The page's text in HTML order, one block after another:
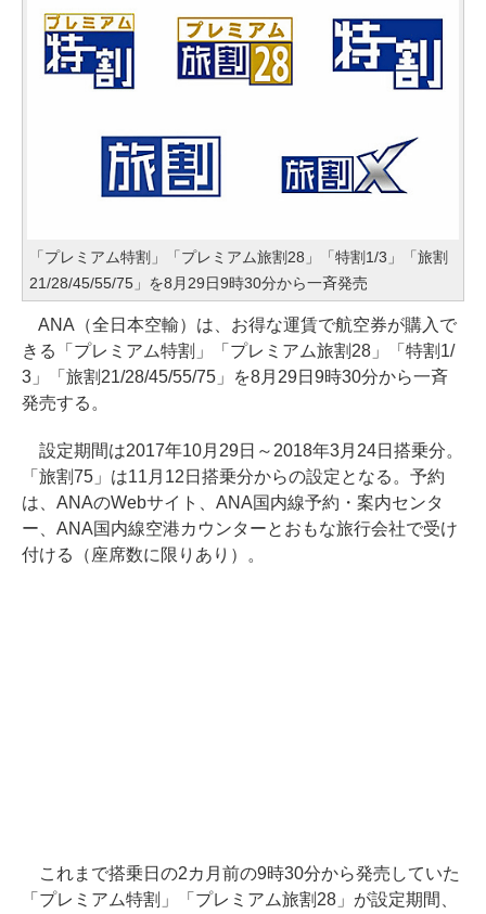
「プレミアム特割」「プレミアム旅割28」「特割1/3」「旅割
21/28/45/55/75」を8月29日9時30分から一斉発売
ANA（全日本空輸）は、お得な運賃で航空券が購入で
きる「プレミアム特割」「プレミアム旅割28」「特割1/
3」「旅割21/28/45/55/75」を8月29日9時30分から一斉
発売する。
設定期間は2017年10月29日～2018年3月24日搭乗分。
「旅割75」は11月12日搭乗分からの設定となる。予約
は、ANAのWebサイト、ANA国内線予約・案内センタ
ー、ANA国内線空港カウンターとおもな旅行会社で受け
付ける（座席数に限りあり）。
これまで搭乗日の2カ月前の9時30分から発売していた
「プレミアム特割」「プレミアム旅割28」が設定期間、